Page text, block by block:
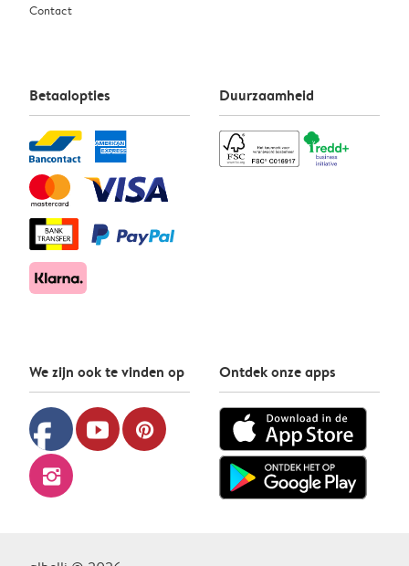
Contact
Betaalopties Duurzaamheid
We zijn ook te vinden op
facebook youtube pinterest
instagram
Ontdek onze apps